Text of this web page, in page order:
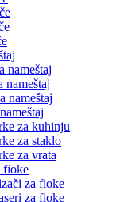
nameštaj
nameštaj
nameštaj
za kuhinju
za staklo
za vrata
fioke
za fioke
za fioke